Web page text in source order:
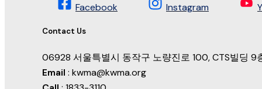
Facebook Instagram
Contact Us
06928 서울특별시 동작구 노량진로 100, CTS빌딩 9
Email : kwma@kwma.org